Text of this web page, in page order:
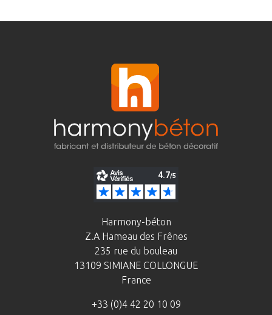
Harmony-béton
Z.A Hameau des Frênes
235 rue du bouleau
13109 SIMIANE COLLONGUE
France
+33 (0)4 42 20 10 09